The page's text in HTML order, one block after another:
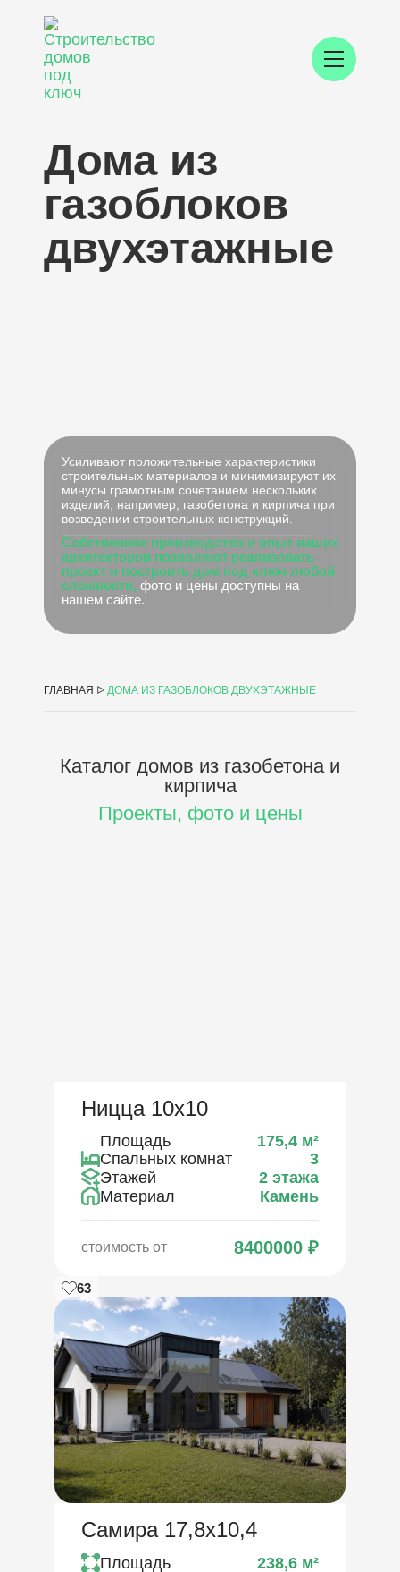
Дома из
газоблоков
двухэтажные
Усиливают положительные характеристики
строительных материалов и минимизируют их
минусы грамотным сочетанием нескольких
изделий, например, газобетона и кирпича при
возведении строительных конструкций.
Собственное производство и опыт наших
архитекторов позволяют реализовать
проект и построить дом под ключ любой
сложности, фото и цены доступны на
нашем сайте.
ГЛАВНАЯ ᐅ ДОМА ИЗ ГАЗОБЛОКОВ ДВУХЭТАЖНЫЕ
Каталог домов из газобетона и
кирпича
Проекты, фото и цены
Ницца 10х10
Площадь 175,4 м²
Спальных комнат
3
Этажей
2 этажа
Материал
Камень
стоимость от 8400000 ₽
63
Самира 17,8х10,4
Площадь 238,6 м²